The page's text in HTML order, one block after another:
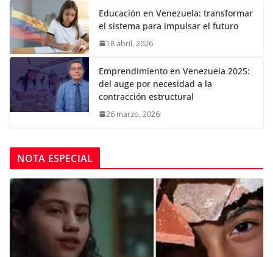
Educación en Venezuela: transformar
el sistema para impulsar el futuro
18 abril, 2026
Emprendimiento en Venezuela 2025:
del auge por necesidad a la
contracción estructural
26 marzo, 2026
NOTA ESPECIAL